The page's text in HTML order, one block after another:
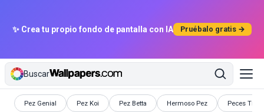
✨ Crea tu propio fondo de pantalla con IA Pruébalo gratis →
Buscar
Pez Genial
Fondos de pantallaPez Koi
Fondos de pantallaPez Betta
Fondos de pantallaHermoso Pez
Fondos de pantalla Peces
Fondos de